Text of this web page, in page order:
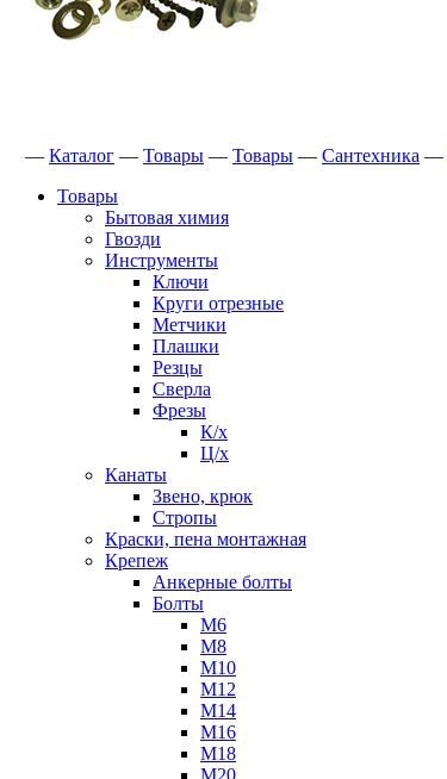
— Каталог — Товары — Товары — Сантехника —
Товары
Бытовая химия
Гвозди
Инструменты
Ключи
Круги отрезные
Метчики
Плашки
Резцы
Сверла
Фрезы
К/х
Ц/х
Канаты
Звено, крюк
Стропы
Краски, пена монтажная
Крепеж
Анкерные болты
Болты
М6
М8
М10
М12
М14
М16
М18
М20